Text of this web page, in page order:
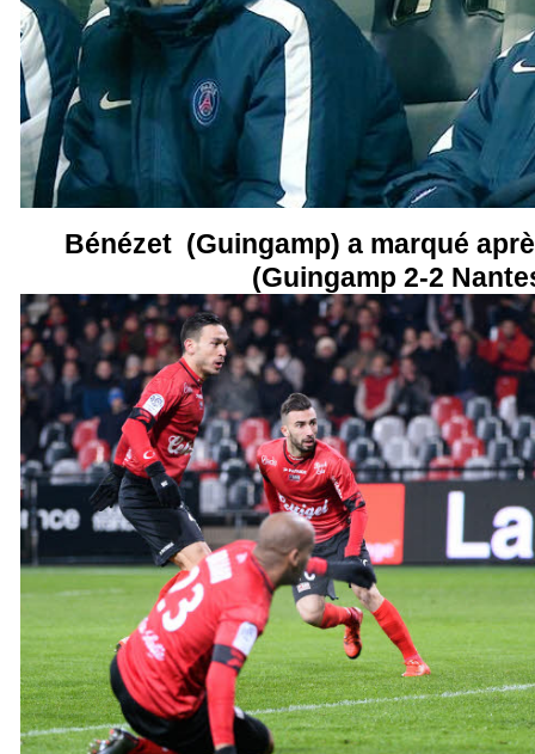
Bénézet (Guingamp) a marqué
(Guingamp 2-2